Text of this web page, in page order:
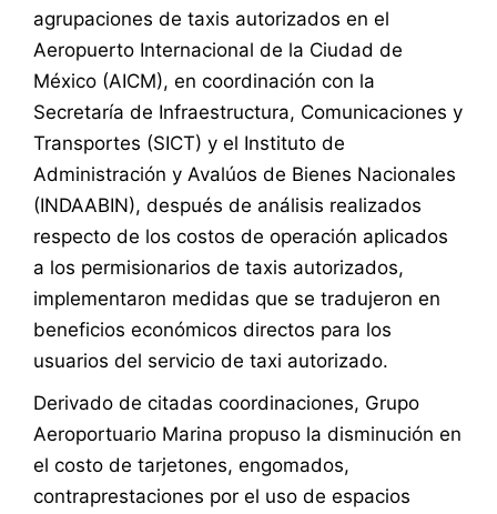
agrupaciones de taxis autorizados en el
Aeropuerto Internacional de la Ciudad de
México (AICM), en coordinación con la
Secretaría de Infraestructura, Comunicaciones y
Transportes (SICT) y el Instituto de
Administración y Avalúos de Bienes Nacionales
(INDAABIN), después de análisis realizados
respecto de los costos de operación aplicados
a los permisionarios de taxis autorizados,
implementaron medidas que se tradujeron en
beneficios económicos directos para los
usuarios del servicio de taxi autorizado.
Derivado de citadas coordinaciones, Grupo
Aeroportuario Marina propuso la disminución en
el costo de tarjetones, engomados,
contraprestaciones por el uso de espacios